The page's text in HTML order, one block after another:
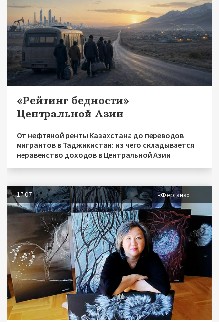
«Рейтинг бедности»
Центральной Азии
От нефтяной ренты Казахстана до переводов
мигрантов в Таджикистан: из чего складывается
неравенство доходов в Центральной Азии
17.07 «Фергана»